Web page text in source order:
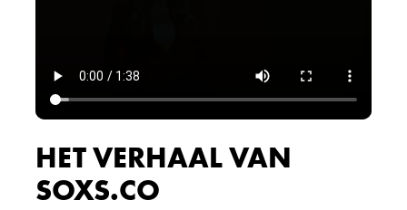
HET VERHAAL VAN
SOXS.CO